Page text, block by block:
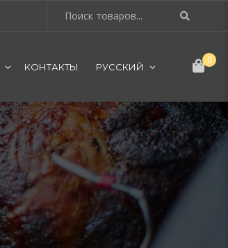
КОНТАКТЫ РУССКИЙ
0